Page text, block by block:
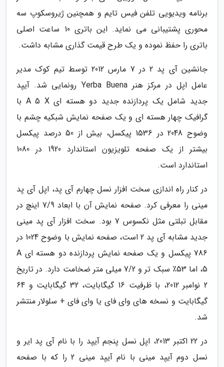
برنامه ویدیویی تلفن فیس تایم و همچنین ژیروسکوپ سه
محوری پشتیبانی می نماید. این باتری 10 ساعت اصلی
باتری را حفظ نموده و یک طرح قیمت گذاری مشابه داشت.
جانشین آی پد 2 در 7 مارس 2012 توسط تیم کوک مدیر
عامل اپل در مرکز هنر Yerba Buena رونمایی شد. آیپد
جدید شامل یک پردازنده جدید دو هسته ای A 5 X با
گرافیک چهار هسته ای و یک صفحه نمایش شبکیه چشم با
وضوح 2048 در 1536 پیکسل، بیش از 50 درصد پیکسل
بیشتر از یک صفحه تلویزیون استاندارد 1920 در 1080
استاندارد است.
در کنار راه اندازی سخت افزار نسل چهارم آی پد، اپل آی پد
مینی را معرفی کرد. صفحه نمایش آن با ابعاد 7/9 اینچ در
مقابل تبلتی مثل نکسوس 7 بود. سخت افزار آی پد مینی
جدید مشابه آی پد 2 است، صفحه نمایش با وضوح 1024 در
786 پیکسل و یک صفحه نمایش پردازنده دو هسته ای A
5، اما 53٪ سبک تر و 7/2 میلی متر ضخامت دارد. در تاریخ
2 نوامبر 2012، با ظرفیت 16 گیگابایت، 32 گیگابایت و 64
گیگابایت و نسخه های وای فای یا وای فای + سلولار منتشر
شد.
در 22 اکتبر 2013، اپل نسل پنجم آیپد را با نام آی پد ایر و
نسل دوم آیپد مینی با نام آیپد مینی 2 را که با صفحه